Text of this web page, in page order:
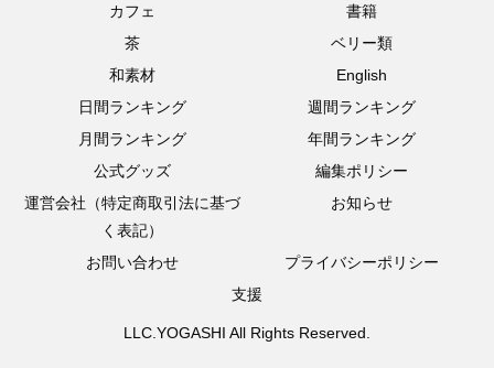
カフェ
書籍
茶
ベリー類
和素材
English
日間ランキング
週間ランキング
月間ランキング
年間ランキング
公式グッズ
編集ポリシー
運営会社（特定商取引法に基づ
く表記）
お知らせ
お問い合わせ
プライバシーポリシー
支援
LLC.YOGASHI All Rights Reserved.